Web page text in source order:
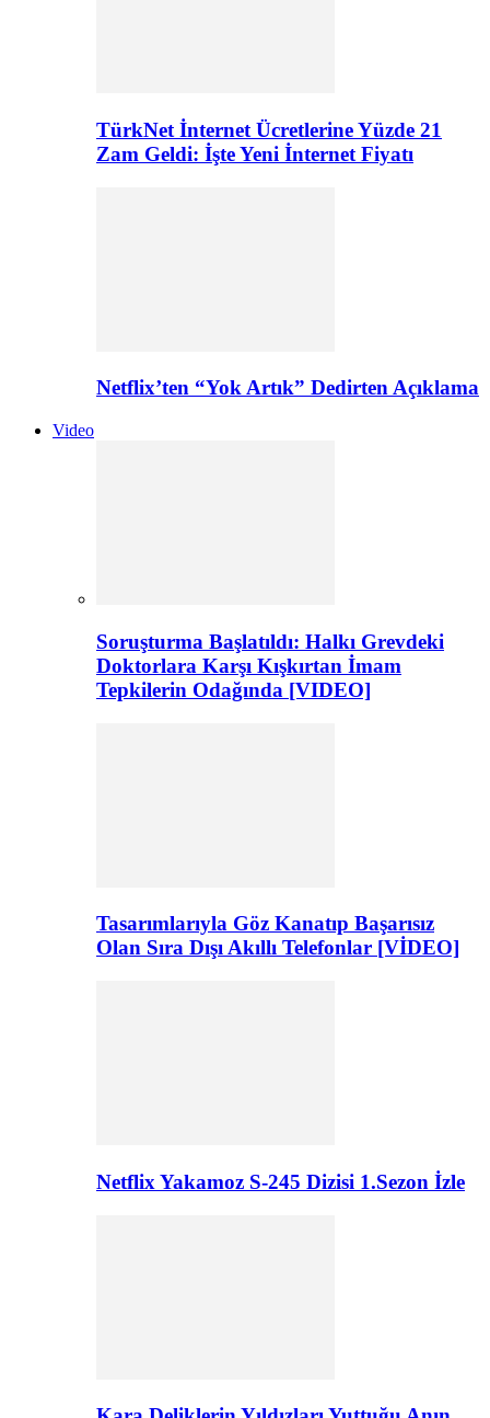
TürkNet İnternet Ücretlerine Yüzde 21
Zam Geldi: İşte Yeni İnternet Fiyatı
Netflix’ten “Yok Artık” Dedirten Açıklama
Video
Soruşturma Başlatıldı: Halkı Grevdeki
Doktorlara Karşı Kışkırtan İmam
Tepkilerin Odağında [VIDEO]
Tasarımlarıyla Göz Kanatıp Başarısız
Olan Sıra Dışı Akıllı Telefonlar [VİDEO]
Netflix Yakamoz S-245 Dizisi 1.Sezon İzle